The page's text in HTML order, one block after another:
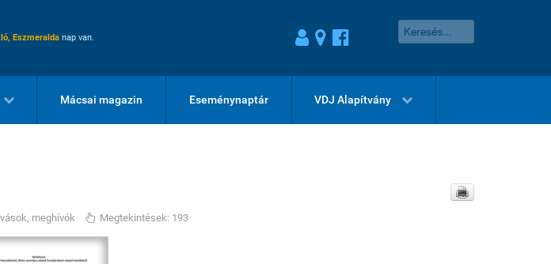
Eszmeralda nap van.
Mácsai magazin Eseménynaptár VDJ Alapítvány
meghívók Megtekintések: 193